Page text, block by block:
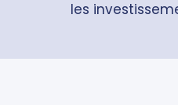
les